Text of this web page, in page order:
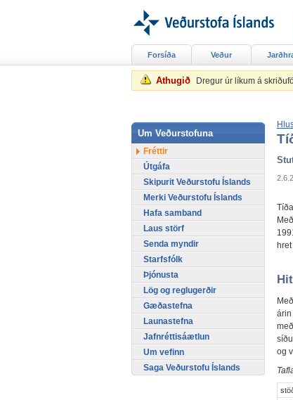
Athugið Dregur úr líkum á
árin
og
Forsíða Veður
Um Veðurstofuna
Fréttir
Útgáfa
Skipurit Veðurstofu Íslands
Merki Veðurstofu Íslands
Hafa samband
Laus störf
Senda myndir
Starfsfólk
Þjónusta
Lög og reglugerðir
Gæðastefna
Launastefna
Jafnréttisáætlun
Um vefinn
Saga Veðurstofu Íslands